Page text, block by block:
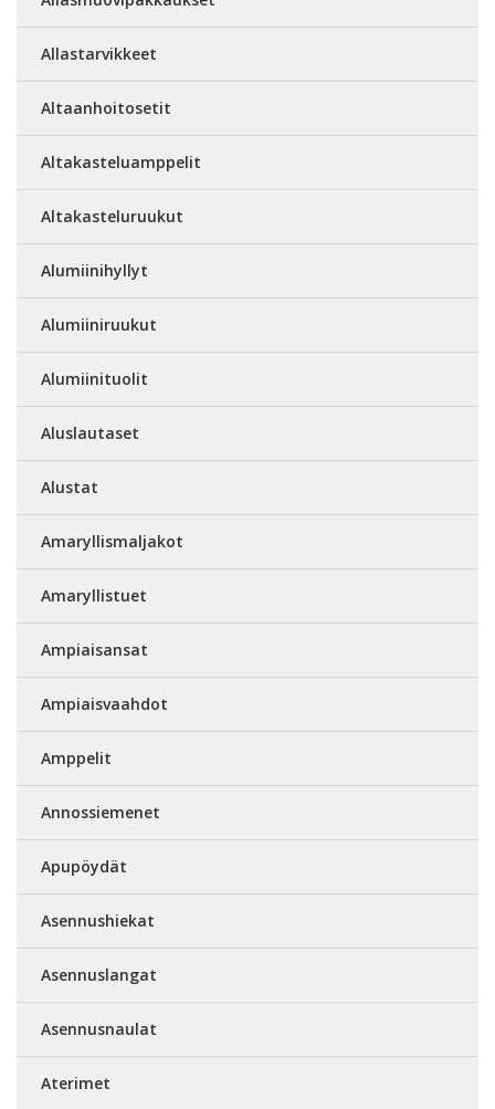
Allastarvikkeet
Altaanhoitosetit
Altakasteluamppelit
Altakasteluruukut
Alumiinihyllyt
Alumiiniruukut
Alumiinituolit
Aluslautaset
Alustat
Amaryllismaljakot
Amaryllistuet
Ampiaisansat
Ampiaisvaahdot
Amppelit
Annossiemenet
Apupöydät
Asennushiekat
Asennuslangat
Asennusnaulat
Aterimet